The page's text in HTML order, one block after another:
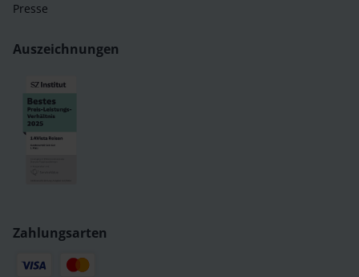
Presse
Auszeichnungen
Zahlungsarten